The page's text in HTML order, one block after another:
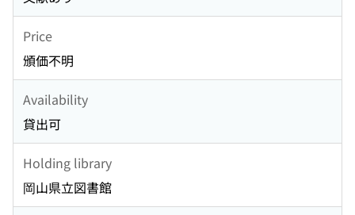
Price
頒価不明
Availability
貸出可
Holding library
岡山県立図書館